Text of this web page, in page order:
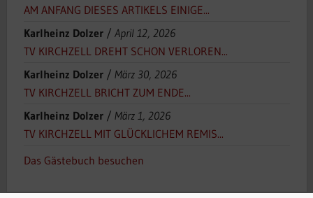
AM ANFANG DIESES ARTIKELS EINIGE...
Karlheinz Dolzer/ April 12, 2026
TV KIRCHZELL DREHT SCHON VERLOREN...
Karlheinz Dolzer/ März 30, 2026
TV KIRCHZELL BRICHT ZUM ENDE...
Karlheinz Dolzer/ März 1, 2026
TV KIRCHZELL MIT GLÜCKLICHEM REMIS...
Das Gästebuch besuchen